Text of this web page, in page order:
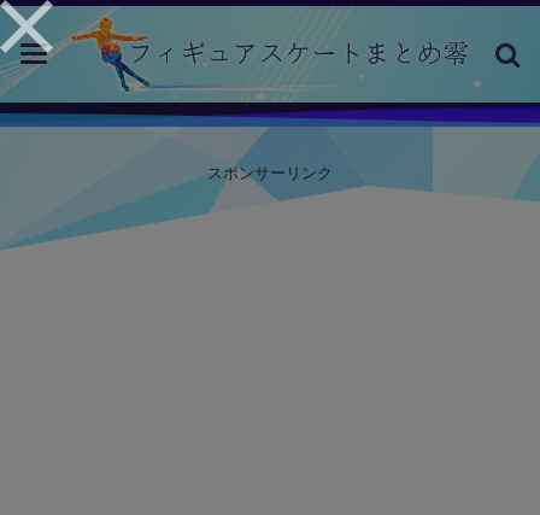
toggle
navigation
スポンサーリンク